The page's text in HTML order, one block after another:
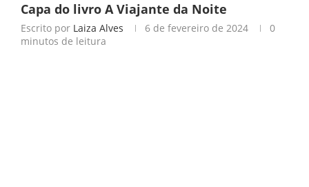
Capa do livro A Viajante da Noite
Escrito por Laiza Alves 6 de fevereiro de 2024
0
minutos de leitura